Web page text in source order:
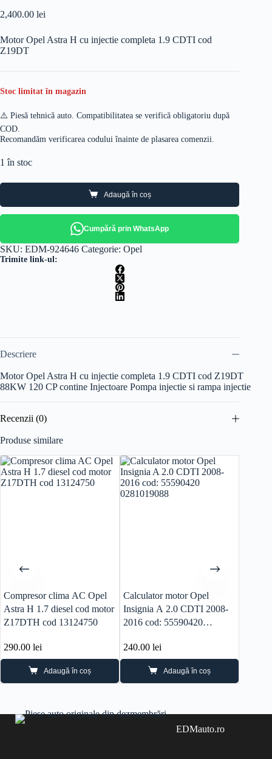
2,400.00 lei
Motor Opel Astra H cu injectie completa 1.9 CDTI cod
Z19DT
Stoc limitat în magazin
⚠️ Piesă tehnică auto. Compatibilitatea se verifică obligatoriu după
COD.
Recomandăm verificarea codului înainte de plasarea comenzii.
1 în stoc
Adaugă în coș
Cumpără prin WhatsApp
SKU: EDM-924646 Categorie: Opel
Trimite link-ul:
Descriere
Motor Opel Astra H cu injectie completa 1.9 CDTI cod Z19DT
88KW 120 CP contine Injectoare Pompa injectie si rampa injectie
Recenzii (0)
Produse similare
Compresor clima AC Opel
Astra H 1.7 diesel cod motor
Z17DTH cod 13124750
290.00 lei
Adaugă în coș
Calculator motor Opel
Insignia A 2.0 CDTI 2008-
2016 cod: 55590420
240.00lei
Adaugă în coș
EDMauto.ro